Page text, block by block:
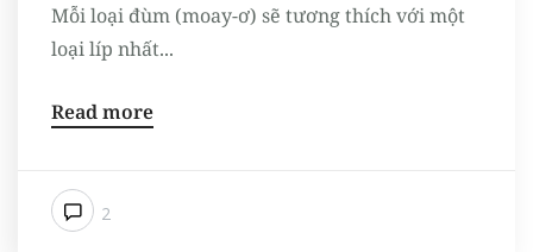
Mỗi loại đùm (moay-ơ) sẽ tương thích với một
loại líp nhất...
Read more
2